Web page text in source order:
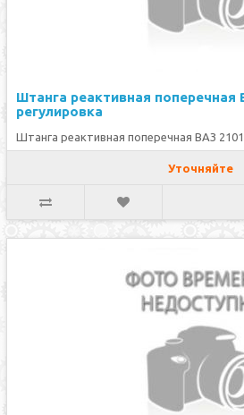
Штанга реактивная поперечная
регулировка
Штанга реактивная поперечная ВАЗ 2101
Уточняйте